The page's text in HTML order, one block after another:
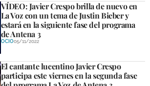
VÍDEO: Javier Crespo brilla de nuevo en
La Voz con un tema de Justin Bieber y
estará en la siguiente fase del programa
de Antena 3
OCIO05/11/2022
El cantante lucentino Javier Crespo
participa este viernes en la segunda fase